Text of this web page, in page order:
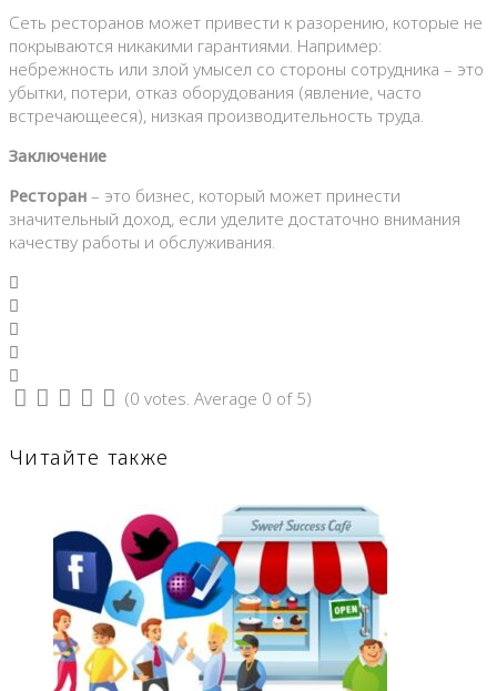
Сеть ресторанов может привести к разорению, которые не
покрываются никакими гарантиями. Например:
небрежность или злой умысел со стороны сотрудника – это
убытки, потери, отказ оборудования (явление, часто
встречающееся), низкая производительность труда.
Заключение
Ресторан – это бизнес, который может принести
значительный доход, если уделите достаточно внимания
качеству работы и обслуживания.
(0 votes. Average 0 of 5)
Читайте также